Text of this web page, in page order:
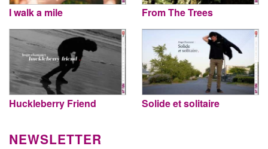
I walk a mile From The Trees
Huckleberry Friend Solide et solitaire
NEWSLETTER